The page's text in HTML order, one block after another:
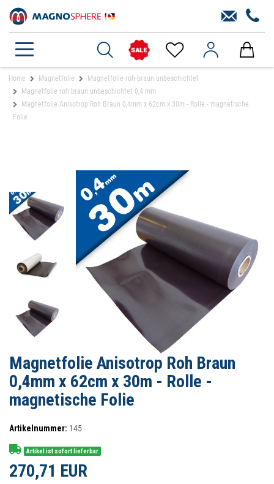
Home Magnetfolie
Magnetfolie roh-braun unbeschichtet
Magnetfolie roh braun unbeschichtet 0,4 mm
Magnetfolie Anisotrop Roh Braun 0,4mm x 62cm x 30m - Rolle - magnetische
Folie
Magnetfolie Anisotrop Roh Braun
0,4mm x 62cm x 30m - Rolle -
magnetische Folie
Artikelnummer: 145
Artikel ist sofort lieferbar
270,71 EUR